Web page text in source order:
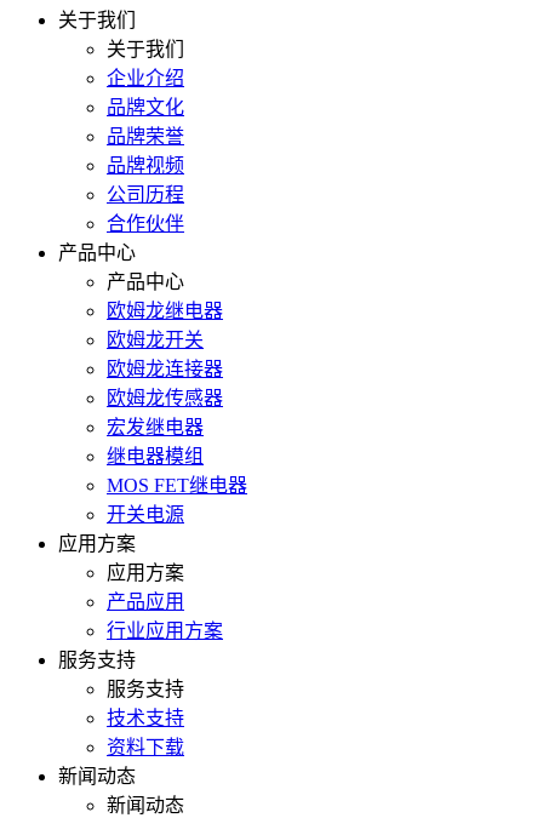
关于我们
关于我们
企业介绍
品牌文化
品牌荣誉
品牌视频
公司历程
合作伙伴
产品中心
产品中心
欧姆龙继电器
欧姆龙开关
欧姆龙连接器
欧姆龙传感器
宏发继电器
继电器模组
MOS FET继电器
开关电源
应用方案
应用方案
产品应用
行业应用方案
服务支持
服务支持
技术支持
资料下载
新闻动态
新闻动态